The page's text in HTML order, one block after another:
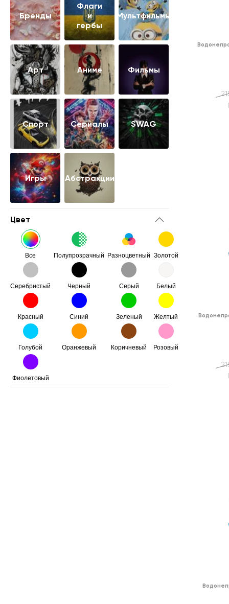
Бренды
Флаги
и
гербы
Мультфильмы
Арт Аниме Фильмы
Cпорт Сериалы SWAG
Игры Абстракции
Цвет
Все Полупрозрачный Разноцветный Золотой
Серебристый Черный Серый Белый
Красный Синий Зеленый Желтый
Голубой Оранжевый Коричневый Розовый
Фиолетовый